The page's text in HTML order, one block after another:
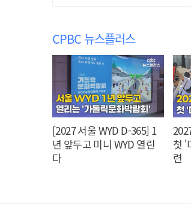
CPBC 뉴스플러스
[2027 서울 WYD D-365] 1
년 앞두고 미니 WYD 열린
다
첫 '
련